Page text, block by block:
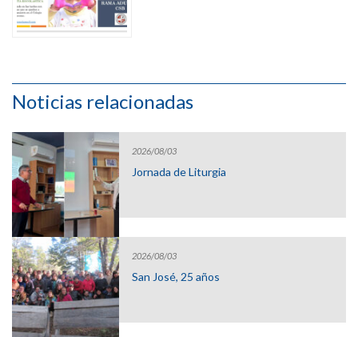
Noticias relacionadas
2026/08/03
Jornada de Liturgia
2026/08/03
San José, 25 años